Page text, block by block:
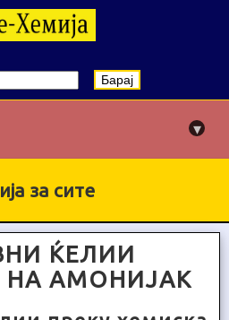
Барај
▾
за сите
ЌEЛИИ
НА АМОНИЈАК